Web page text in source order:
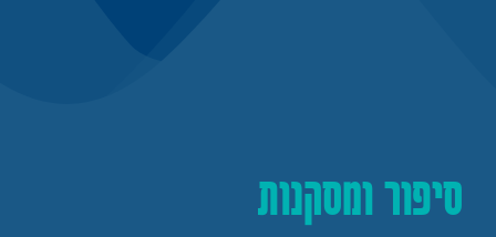
סיפור ומסקנות